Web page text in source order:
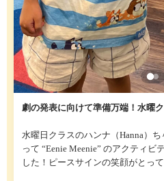
劇の発表に向けて準備万端！水曜
水曜日クラスのハンナ（Hanna）
って “Eenie Meenie” のアクティビ
した！ピースサインの笑顔がとっ